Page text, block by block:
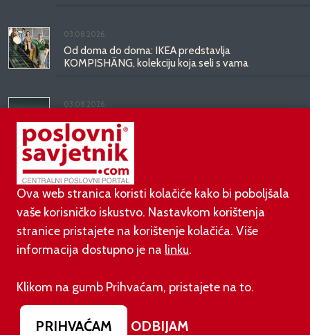
03.08.2026.
Od doma do doma: IKEA predstavlja
KOMPISHÄNG, kolekciju koja seli s vama
03.08.2026.
Kineski BYD predstavio luksuznu limuzinu veću od
Mercedesove S-klase, obećava domet do 1.000
kilometara
Footer menu
O nama Impressum
Uvjeti korištenja
Ova web stranica koristi kolačiće kako bi poboljšala
vaše korisničko iskustvo. Nastavkom korištenja
stranice pristajete na korištenje kolačića. Više
informacija dostupno je na linku.
Klikom na gumb Prihvaćam, pristajete na to.
PRIHVAĆAM ODBIJAM